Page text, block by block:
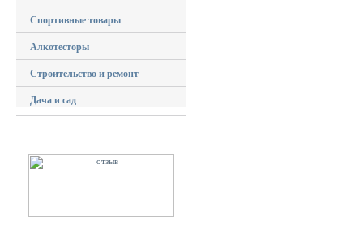
Спортивные товары
Алкотесторы
Строительство и ремонт
Дача и сад